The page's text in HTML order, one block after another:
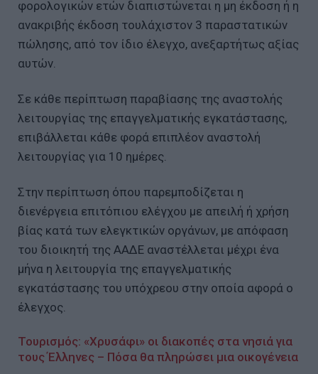
φορολογικών ετών διαπιστώνεται η μη έκδοση ή η
ανακριβής έκδοση τουλάχιστον 3 παραστατικών
πώλησης, από τον ίδιο έλεγχο, ανεξαρτήτως αξίας
αυτών.
Σε κάθε περίπτωση παραβίασης της αναστολής
λειτουργίας της επαγγελματικής εγκατάστασης,
επιβάλλεται κάθε φορά επιπλέον αναστολή
λειτουργίας για 10 ημέρες.
Στην περίπτωση όπου παρεμποδίζεται η
διενέργεια επιτόπιου ελέγχου με απειλή ή χρήση
βίας κατά των ελεγκτικών οργάνων, με απόφαση
του διοικητή της ΑΑΔΕ αναστέλλεται μέχρι ένα
μήνα η λειτουργία της επαγγελματικής
εγκατάστασης του υπόχρεου στην οποία αφορά ο
έλεγχος.
Τουρισμός: «Χρυσάφι» οι διακοπές στα νησιά για
τους Έλληνες – Πόσα θα πληρώσει μια οικογένεια